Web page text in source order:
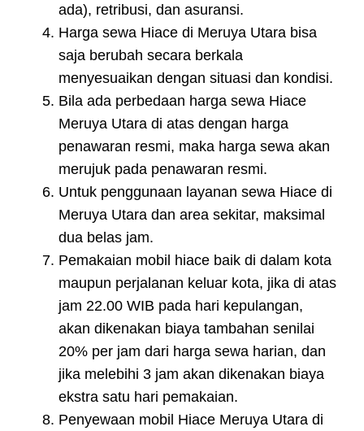
ada), retribusi, dan asuransi.
Harga sewa Hiace di Meruya Utara bisa
saja berubah secara berkala
menyesuaikan dengan situasi dan kondisi.
Bila ada perbedaan harga sewa Hiace
Meruya Utara di atas dengan harga
penawaran resmi, maka harga sewa akan
merujuk pada penawaran resmi.
Untuk penggunaan layanan sewa Hiace di
Meruya Utara dan area sekitar, maksimal
dua belas jam.
Pemakaian mobil hiace baik di dalam kota
maupun perjalanan keluar kota, jika di atas
jam 22.00 WIB pada hari kepulangan,
akan dikenakan biaya tambahan senilai
20% per jam dari harga sewa harian, dan
jika melebihi 3 jam akan dikenakan biaya
ekstra satu hari pemakaian.
Penyewaan mobil Hiace Meruya Utara di